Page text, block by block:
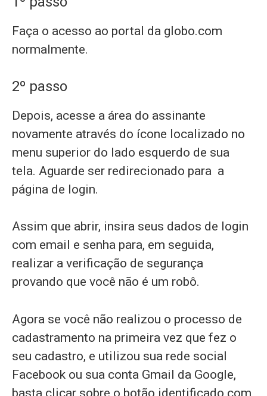
Faça o acesso ao portal da globo.com
normalmente.
2º passo
Depois, acesse a área do assinante
novamente através do ícone localizado no
menu superior do lado esquerdo de sua
tela. Aguarde ser redirecionado para a
página de login.
Assim que abrir, insira seus dados de login
com email e senha para, em seguida,
realizar a verificação de segurança
provando que você não é um robô.
Agora se você não realizou o processo de
cadastramento na primeira vez que fez o
seu cadastro, e utilizou sua rede social
Facebook ou sua conta Gmail da Google,
basta clicar sobre o botão identificado com